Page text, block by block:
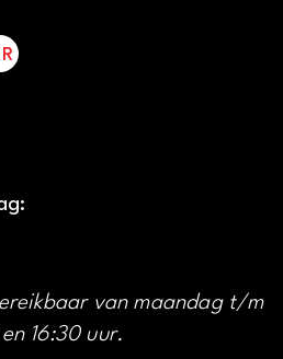
van maandag t/m
16:30 uur.